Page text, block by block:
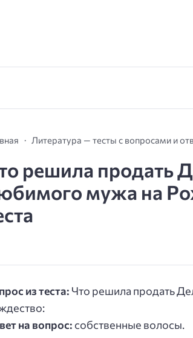
Литература — тесты с вопросами и
решила продать
мужа на
из теста: Что решила продать
на вопрос: собственные волосы.